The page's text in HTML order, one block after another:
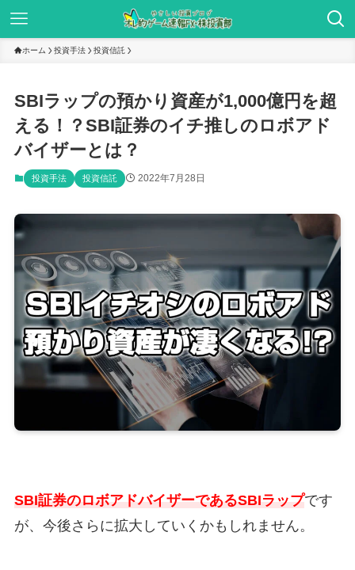
ホーム 投資手法 投資信託
SBIラップの預かり資産が1,000億円を超
える！？SBI証券のイチ推しのロボアド
バイザーとは？
投資手法 投資信託 2022年7月28日
SBI証券のロボアドバイザーであるSBIラップです
が、今後さらに拡大していくかもしれません。